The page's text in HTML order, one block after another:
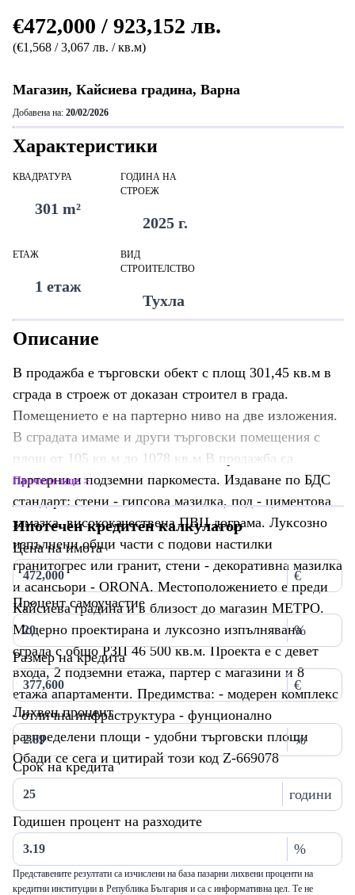
€472,000 / 923,152 лв.
(€1,568 / 3,067 лв. / кв.м)
Магазин, Кайсиева градина, Варна
Добавена на: 20/02/2026
Характеристики
КВАДРАТУРА
301 m²
ГОДИНА НА
СТРОЕЖ
2025 г.
ЕТАЖ
1 етаж
ВИД
СТРОИТЕЛСТВО
Тухла
Описание
В продажба е търговски обект с площ 301,45 кв.м в
сграда в строеж от доказан строител в града.
Помещението е на партерно ниво на две изложения.
В сградата имаме и други търговски помещения с
площ от 105 кв.м до 1078 кв.м В продажба са
партерни и подземни паркоместа. Издаване по БДС
стандарт: стени - гипсова мазилка, под - циментова
замазка, висококачествена ПВЦ дограма. Луксозно
изпълнени общи части с подови настилки
гранитогрес или гранит, стени - декоративна мазилка
и асансьори - ORONA. Местоположението е преди
Кайсиева градина и в близост до магазин МЕТРО.
Модерно проектирана и луксозно изпълнявана
сграда с общо РЗП 46 500 кв.м. Проекта е с девет
входа, 2 подземни етажа, партер с магазини и 8
етажа апартаменти. Предимства: - модерен комплекс
- отлична инфраструктура - фунционално
разпределени площи - удобни търговски площи
Обади се сега и цитирай този код Z-669078
Прочети още
Ипотечен кредитен калкулатор
Цена на имота
€
Процент самоучастие
%
Размер на кредита
€
Лихвен процент
%
Срок на кредита
години
Годишен процент на разходите
%
Представените резултати са изчислени на база пазарни лихвени проценти на
кредитни институции в Република България и са с информативна цел. Те не